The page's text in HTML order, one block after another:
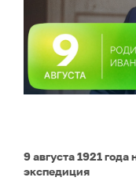
9 августа 1921
экспедиция